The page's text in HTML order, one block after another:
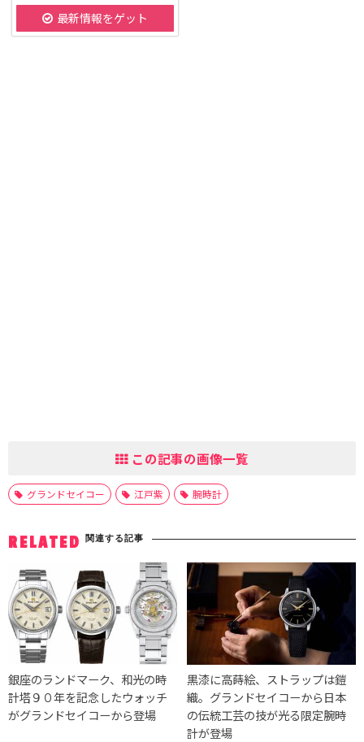
最新情報をゲット
この記事の画像一覧
グランドセイコー 江戸紫 腕時計
RELATED 関連する記事
銀座のランドマーク、和光の時
計塔９０年を記念したウォッチ
がグランドセイコーから登場
黒漆に高蒔絵、ストラップは鎧
織。グランドセイコーから日本
の伝統工芸の技が光る限定腕時
計が登場